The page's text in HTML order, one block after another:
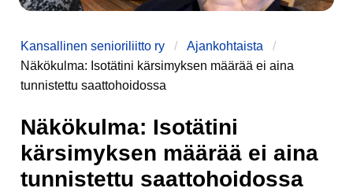
Kansallinen senioriliitto ry
Ajankohtaista
Näkökulma: Isotätini kärsimyksen määrää ei aina
tunnistettu saattohoidossa
Näkökulma: Isotätini
kärsimyksen määrää ei aina
tunnistettu saattohoidossa